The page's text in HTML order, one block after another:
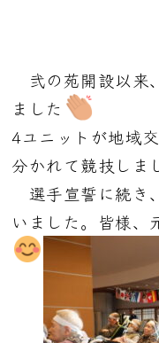
弐の苑開設以来
ました
4ユニットが地域
分かれて競技しま
選手宣誓に続き
いました。皆様、